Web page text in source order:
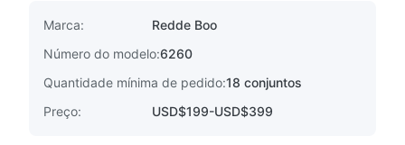
Marca:
Redde Boo
Número do modelo:6260
Quantidade mínima de pedido:18 conjuntos
Preço:
USD$199-USD$399